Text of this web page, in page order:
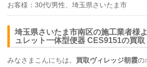
お客様： 30代/男性、埼玉県さいたま市
埼玉県さいたま市南区の施工業者様
ュレット一体型便器 CES9151の買取
みなさまこんにちは。 買取ヴィレッジ朝霞の